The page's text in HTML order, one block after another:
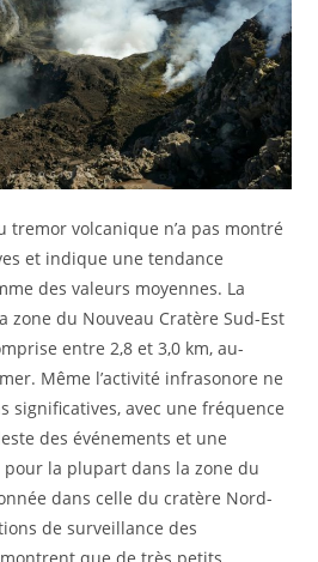
tremor volcanique n’a pas montré
et indique une tendance
des valeurs moyennes. La
zone du Nouveau Cratère Sud-Est
entre 2,8 et 3,0 km, au-
Même l’activité infrasonore ne
significatives, avec une fréquence
des événements et une
la plupart dans la zone du
dans celle du cratère Nord-
de surveillance des